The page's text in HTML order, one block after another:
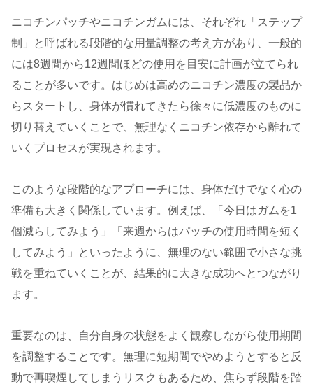
ニコチンパッチやニコチンガムには、それぞれ「ステップ
制」と呼ばれる段階的な用量調整の考え方があり、一般的
には8週間から12週間ほどの使用を目安に計画が立てられ
ることが多いです。はじめは高めのニコチン濃度の製品か
らスタートし、身体が慣れてきたら徐々に低濃度のものに
切り替えていくことで、無理なくニコチン依存から離れて
いくプロセスが実現されます。
このような段階的なアプローチには、身体だけでなく心の
準備も大きく関係しています。例えば、「今日はガムを1
個減らしてみよう」「来週からはパッチの使用時間を短く
してみよう」といったように、無理のない範囲で小さな挑
戦を重ねていくことが、結果的に大きな成功へとつながり
ます。
重要なのは、自分自身の状態をよく観察しながら使用期間
を調整することです。無理に短期間でやめようとすると反
動で再喫煙してしまうリスクもあるため、焦らず段階を踏